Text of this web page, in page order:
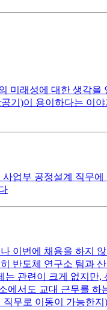
미래성에 대한 생각을
기)이 용이하다는 이
업부 공정설계 직무
이번에 채용을 하지
반도체 연구소 팀과
관련이 크게 없지만
서도 교대 근무를
무로 이동이 가능한지